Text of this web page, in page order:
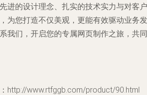
进的设计理念、扎实的技术实力与对客户
为您打造不仅美观，更能有效驱动业务发
我们，开启您的专属网页制作之旅，共同
http://www.rtfggb.com/product/90.html